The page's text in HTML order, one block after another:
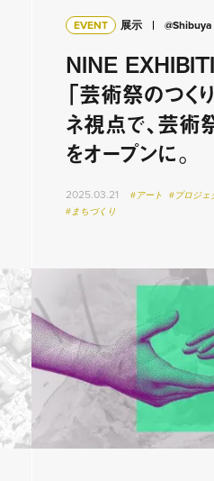
EVENT 展示 @Shibuya
NINE
「芸術祭のつく
ネ視点で、芸術
をオープンに。
2025.03.21 #アート
#プロジェ
#まちづくり